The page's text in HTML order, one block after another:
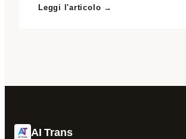
Leggi l'articolo →
AI Trans